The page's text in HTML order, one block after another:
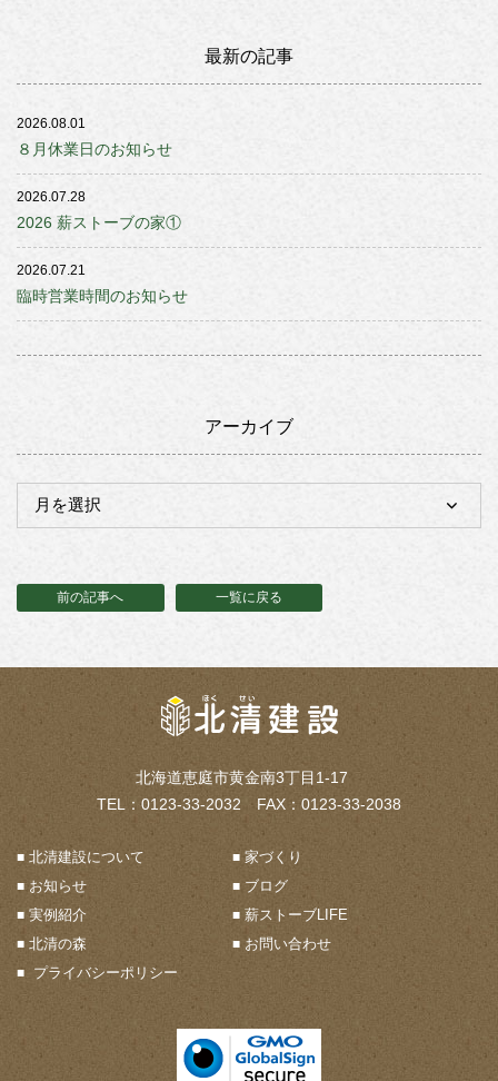
最新の記事
2026.08.01
８月休業日のお知らせ
2026.07.28
2026 薪ストーブの家①
2026.07.21
臨時営業時間のお知らせ
アーカイブ
前の記事へ 一覧に戻る
北海道恵庭市黄金南3丁目1-17
TEL：0123-33-2032 FAX：0123-33-2038
北清建設について
家づくり
お知らせ
ブログ
実例紹介
薪ストーブLIFE
北清の森
お問い合わせ
プライバシーポリシー